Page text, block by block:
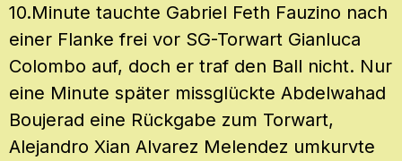
10.Minute tauchte Gabriel Feth Fauzino nach
einer Flanke frei vor SG-Torwart Gianluca
Colombo auf, doch er traf den Ball nicht. Nur
eine Minute später missglückte Abdelwahad
Boujerad eine Rückgabe zum Torwart,
Alejandro Xian Alvarez Melendez umkurvte